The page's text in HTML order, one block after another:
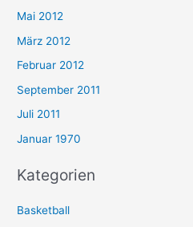
Mai 2012
März 2012
Februar 2012
September 2011
Juli 2011
Januar 1970
Kategorien
Basketball